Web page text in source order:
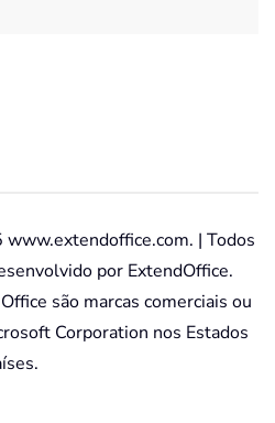
| Todos
por ExtendOffice.
são marcas comerciais ou
Corporation nos Estados